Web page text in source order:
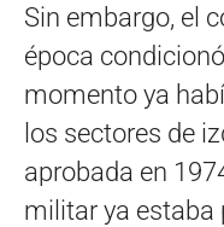
Sin embargo, el
época
momento ya
los sectores de
aprobada en
militar ya estaba